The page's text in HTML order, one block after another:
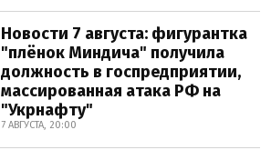
Новости 7 августа: фигурантка
"плёнок Миндича" получила
должность в госпредприятии,
массированная атака РФ на
"Укрнафту"
7 АВГУСТА, 20:00